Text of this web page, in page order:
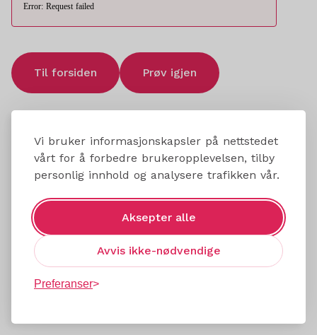
Vi bruker informasjonskapsler på nettstedet
vårt for å forbedre brukeropplevelsen, tilby
personlig innhold og analysere trafikken vår.
Aksepter alle
Avvis ikke-nødvendige
Preferanser
Error: Request failed
Til forsiden Prøv igjen